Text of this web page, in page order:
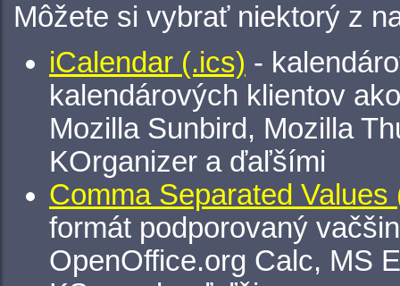
Môžete si vybrať niektorý z
iCalendar (.ics) -
kalendárových klientov
Mozilla Sunbird, Mozilla
KOrganizer a ďaľšími
Comma Separated Values
formát podporovaný
OpenOffice.org Calc, MS